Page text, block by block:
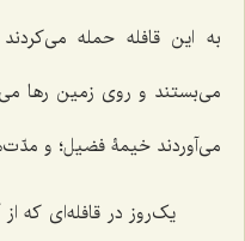
به این قافله حمله
می‌بستند و روی زمین رها
می‌آوردند خیمۀ فضیل؛ و
یک‌روز در قافله‌ای که